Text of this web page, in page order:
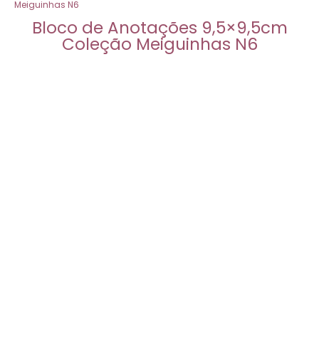
Meiguinhas N6
Bloco de Anotações 9,5×9,5cm
Coleção Meiguinhas N6